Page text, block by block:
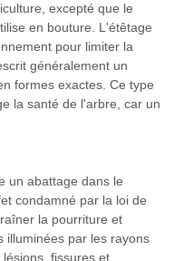
excepté que le
en bouture. L'étêtage
pour limiter la
généralement un
formes exactes. Ce type
la santé de l'arbre, car un
un abattage dans le
condamné par la loi de
la pourriture et
illuminées par les rayons
fissures et